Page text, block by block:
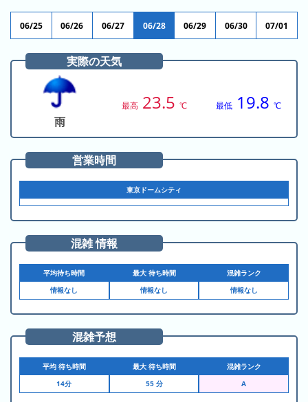
時
間
ー
カ
レ
ン
ダ
ト
ラ
ン
一
覧
ョ
ッ
プ
一
ア
ト
ラ
ン
一
覧
攻
ド
東
京
ム
シ
テ
ィ
と
は
人
気
ラ
ン
キ
今
日
の
ラ
ン
キ
ン
グ
06/25 06/26 06/27 06/28 06/29 06/30 07/01
実際の天気
雨
最高 23.5 ℃ 最低 19.8 ℃
営業時間
東京ドームシティ
混雑 情報
平均待ち時間
情報なし
最大 待ち時間
情報なし
混雑ランク
情報なし
混雑予想
平均 待ち時間
14分
最大 待ち時間
55 分
混雑ランク